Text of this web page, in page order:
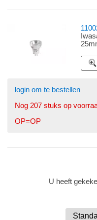
login om te bestellen
Nog 207 stuks op
OP=OP
U heeft